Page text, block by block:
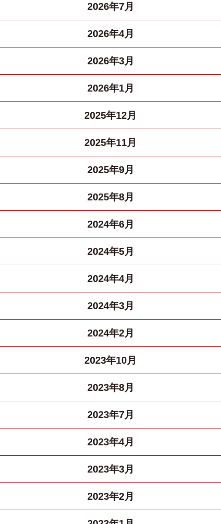
2026年7月
2026年4月
2026年3月
2026年1月
2025年12月
2025年11月
2025年9月
2025年8月
2024年6月
2024年5月
2024年4月
2024年3月
2024年2月
2023年10月
2023年8月
2023年7月
2023年4月
2023年3月
2023年2月